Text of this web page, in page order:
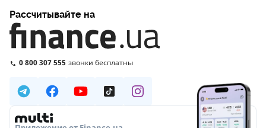
Рассчитывайте на
0 800 307 555 звонки бесплатны